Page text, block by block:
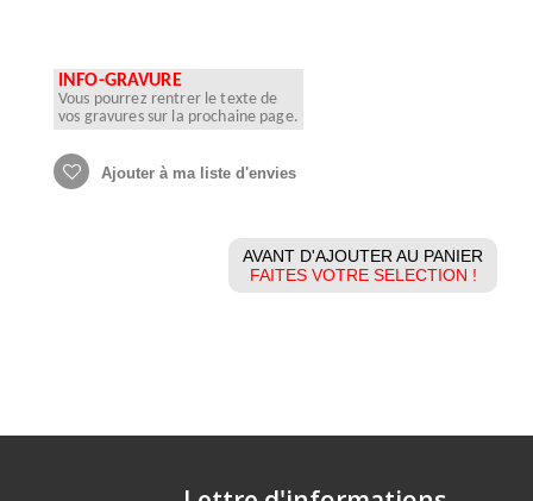
INFO-GRAVURE
Vous pourrez rentrer le texte de
vos gravures sur la prochaine page.
Ajouter à ma liste d'envies
AVANT D'AJOUTER AU PANIER
FAITES VOTRE SELECTION !